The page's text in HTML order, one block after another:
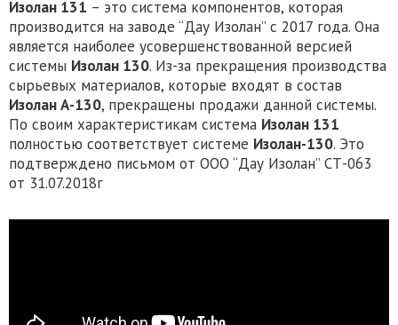
Изолан 131 – это система компонентов, которая
производится на заводе “Дау Изолан” с 2017 года. Она
является наиболее усовершенствованной версией
системы Изолан 130. Из-за прекращения производства
сырьевых материалов, которые входят в состав
Изолан А-130, прекращены продажи данной системы.
По своим характеристикам система Изолан 131
полностью соответствует системе Изолан-130. Это
подтверждено письмом от ООО “Дау Изолан” СТ-063
от 31.07.2018г